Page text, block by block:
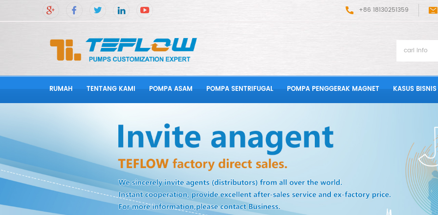
+86 18130251359
RUMAH TENTANG KAMI POMPA ASAM POMPA SENTRIFUGAL POMPA PENGGERAK MAGNET KASUS BISNIS